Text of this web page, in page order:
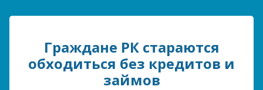
Граждане РК стараются
обходиться без кредитов и
займов